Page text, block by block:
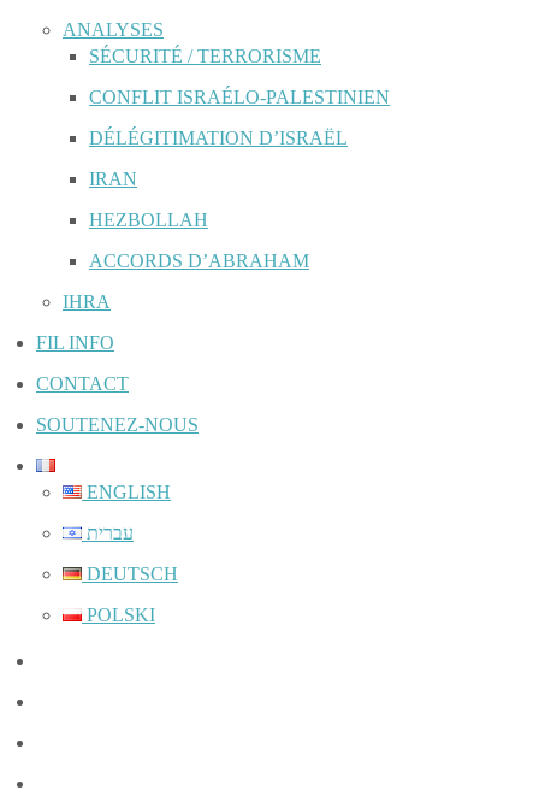
ANALYSES
SÉCURITÉ / TERRORISME
CONFLIT ISRAÉLO-PALESTINIEN
DÉLÉGITIMATION D’ISRAËL
IRAN
HEZBOLLAH
ACCORDS D’ABRAHAM
IHRA
FIL INFO
CONTACT
SOUTENEZ-NOUS
ENGLISH
עברית
DEUTSCH
POLSKI